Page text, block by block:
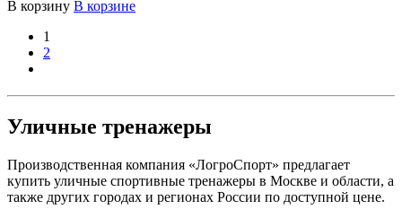
В корзину В корзине
1
2
Уличные тренажеры
Производственная компания «ЛогроСпорт» предлагает
купить уличные спортивные тренажеры в Москве и области, а
также других городах и регионах России по доступной цене.